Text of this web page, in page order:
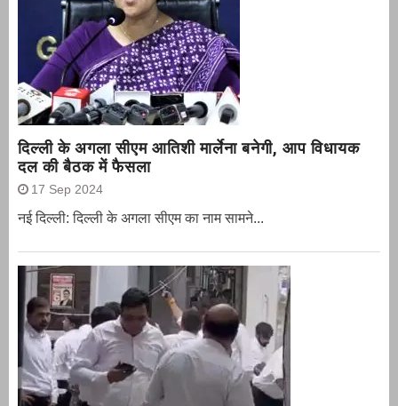
दिल्ली के अगला सीएम आतिशी मार्लेना बनेगी, आप विधायक
दल की बैठक में फैसला
17 Sep 2024
नई दिल्ली: दिल्ली के अगला सीएम का नाम सामने...